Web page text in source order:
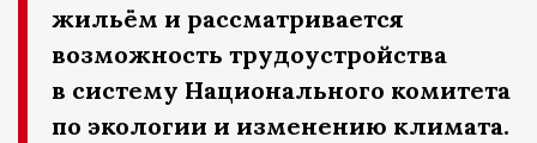
жильём и рассматривается
возможность трудоустройства
в систему Национального комитета
по экологии и изменению климата.